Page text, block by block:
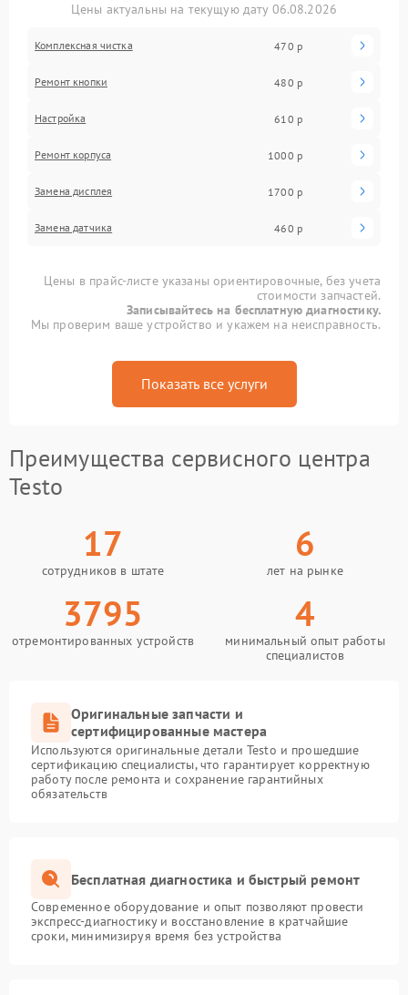
Цены актуальны на текущую дату 06.08.2026
Комплексная чистка 470 р
Ремонт кнопки 480 р
Настройка 610 р
Ремонт корпуса 1000 р
Замена дисплея 1700 р
Замена датчика 460 р
Цены в прайс-листе указаны ориентировочные, без учета
стоимости запчастей.
Записывайтесь на бесплатную диагностику.
Мы проверим ваше устройство и укажем на неисправность.
Показать все услуги
Преимущества сервисного центра
Testo
17
сотрудников в штате
6
лет на рынке
3795
отремонтированных устройств
4
минимальный опыт работы
специалистов
Оригинальные запчасти и
сертифицированные мастера
Используются оригинальные детали Testo и прошедшие
сертификацию специалисты, что гарантирует корректную
работу после ремонта и сохранение гарантийных
обязательств
Бесплатная диагностика и быстрый ремонт
Современное оборудование и опыт позволяют провести
экспресс-диагностику и восстановление в кратчайшие
сроки, минимизируя время без устройства